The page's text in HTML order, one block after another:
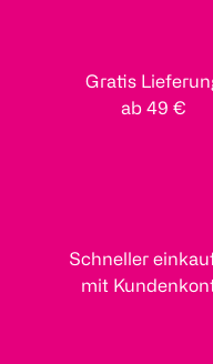
Gratis
ab 49 €
Schneller
mit